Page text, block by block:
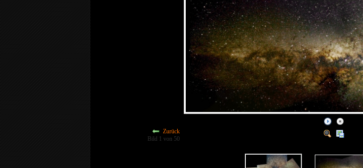
Zurück
Bild 1 von 50